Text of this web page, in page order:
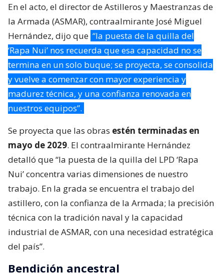
En el acto, el director de Astilleros y Maestranzas de
la Armada (ASMAR), contraalmirante José Miguel
Hernández, dijo que “la puesta de la quilla del
‘Rapa Nui’ nos recuerda que esa capacidad no se
termina en un solo buque; se proyecta, se consolida
y vuelve a comenzar con mayor experiencia y
madurez técnica, y una confianza renovada en
nuestros equipos”.
Se proyecta que las obras estén terminadas en
mayo de 2029. El contraalmirante Hernández
detalló que “la puesta de la quilla del LPD ‘Rapa
Nui’ concentra varias dimensiones de nuestro
trabajo. En la grada se encuentra el trabajo del
astillero, con la confianza de la Armada; la precisión
técnica con la tradición naval y la capacidad
industrial de ASMAR, con una necesidad estratégica
del país”.
Bendición ancestral